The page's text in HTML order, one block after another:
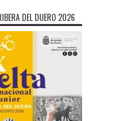
DEL DUERO 2026